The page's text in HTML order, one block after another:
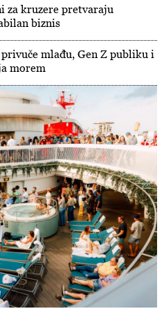
za kruzere pretvaraju
biznis
mlađu, Gen Z publiku i
morem